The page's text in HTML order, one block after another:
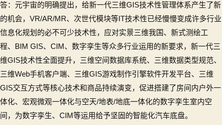
答：元宇宙的明确提出，给新一代三维GIS技术性管理体系产生了新
的机会，VR/AR/MR、次世代模块等IT技术性已经慢慢变成许多行业
信息化规划的必不可少技术性，应对实景三维我国、新式测绘工
程、BIM GIS、CIM、数字孪生等众多行业运用的新要求，新一代三
维GIS技术性全面提升，三维空间数据库系统、三维数据类型规范、
三维Web手机客户端、三维GIS游戏制作引擎软件开发平台、三维
GIS交互方式等核心技术和商品持续演变，促进搭建了房间内户外一
体化、宏观微观一体化与空天/地表/地底一体化的数字孪生室内空
间，为数字孪生、CIM等运用给予坚固的智能化汽车底盘。